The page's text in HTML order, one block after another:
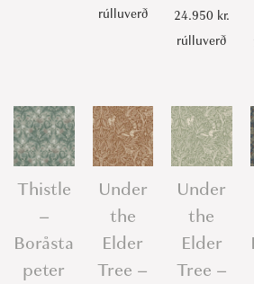
rúlluverð
24.950 kr.
rúlluverð
Thistle
–
Boråsta
peter
Under
the
Elder
Tree –
Under
the
Elder
Tree –